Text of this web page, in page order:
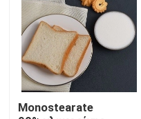
Ζητήστε ένα
E471
Monostearate